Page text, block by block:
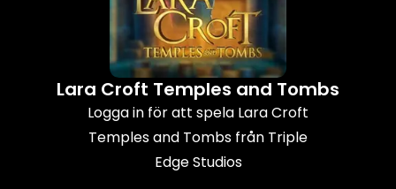
Lara Croft Temples and Tombs
Logga in för att spela Lara Croft
Temples and Tombs från Triple
Edge Studios